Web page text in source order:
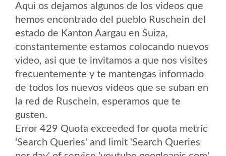
Aqui os dejamos algunos de los videos que
hemos encontrado del pueblo Ruschein del
estado de Kanton Aargau en Suiza,
constantemente estamos colocando nuevos
video, asi que te invitamos a que nos visites
frecuentemente y te mantengas informado
de todos los nuevos videos que se suban en
la red de Ruschein, esperamos que te
gusten.
Error 429 Quota exceeded for quota metric
'Search Queries' and limit 'Search Queries